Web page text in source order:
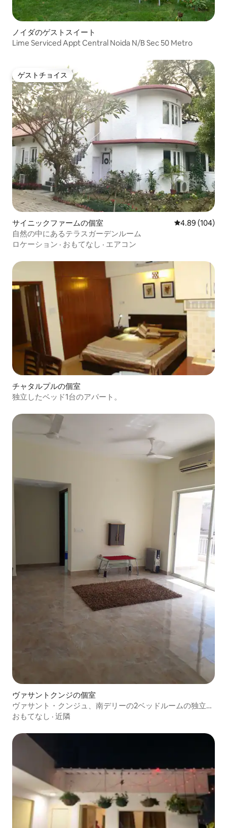
ノイダのゲストスイート
Lime Serviced Appt Central Noida N/B Sec 50 Metro
ゲストチョイス
ゲストチョイス
サイニックファームの個室 レビュー104
4.89 (104)
自然の中にあるテラスガーデンルーム
ロケーション · おもてなし · エアコン
チャタルプルの個室
独立したベッド1台のアパート。
ヴァサントクンジの個室
ヴァサント・クンジュ、南デリーの2ベッドルームの独立し
たフラット
おもてなし · 近隣